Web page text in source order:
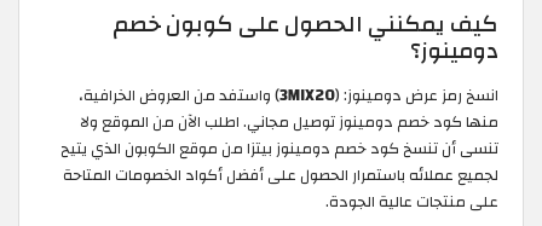
كيف يمكنني الحصول على كوبون خصم
دومينوز؟
انسخ رمز عرض دومينوز: (3MIX20) واستفد من العروض الخرافية،
منها كود خصم دومينوز توصيل مجاني. اطلب الآن من الموقع ولا
تنسى أن تنسخ كود خصم دومينوز بيتزا من موقع الكوبون الذي يتيح
لجميع عملائه باستمرار الحصول على أفضل أكواد الخصومات المتاحة
على منتجات عالية الجودة.